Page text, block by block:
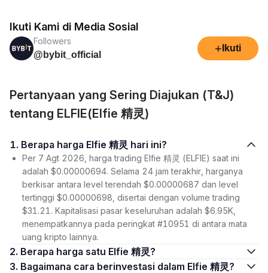
Ikuti Kami di Media Sosial
Followers
@bybit_official
+ Ikuti
Pertanyaan yang Sering Diajukan (T&J)
tentang ELFIE(Elfie 精灵)
1. Berapa harga Elfie 精灵 hari ini?
Per 7 Agt 2026, harga trading Elfie 精灵 (ELFIE) saat ini
adalah $0.00000694. Selama 24 jam terakhir, harganya
berkisar antara level terendah $0.00000687 dan level
tertinggi $0.00000698, disertai dengan volume trading
$31.21. Kapitalisasi pasar keseluruhan adalah $6.95K,
menempatkannya pada peringkat #10951 di antara mata
uang kripto lainnya.
2. Berapa harga satu Elfie 精灵?
3. Bagaimana cara berinvestasi dalam Elfie 精灵?